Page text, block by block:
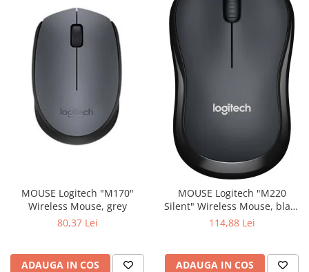
MOUSE Logitech "M170"
Wireless Mouse, grey
80,37 Lei
ADAUGA IN COS
MOUSE Logitech "M220
Silent" Wireless Mouse, black
"910-004878" (include timbru114,88 Lei
ADAUGA IN COS